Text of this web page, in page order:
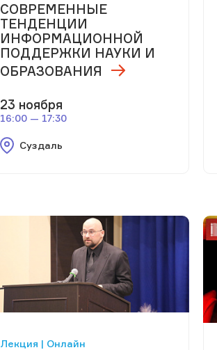
СОВРЕМЕННЫЕ
ТЕНДЕНЦИИ
ИНФОРМАЦИОННОЙ
ПОДДЕРЖКИ НАУКИ И
ОБРАЗОВАНИЯ
23 ноября
16:00 — 17:30
Суздаль
Лекция | Онлайн